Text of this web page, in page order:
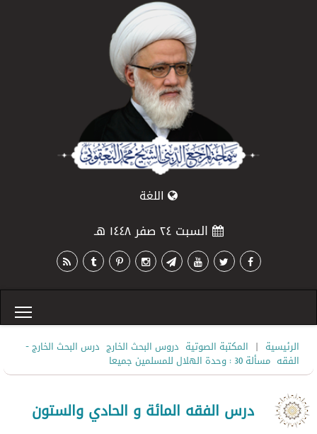
اللغة
السبت ٢٤ صفر ١٤٤٨ هـ
الرئيسية | المكتبة الصوتية دروس البحث الخارج درس البحث الخارج -
الفقه مسألة 30 : وحدة الهلال للمسلمين جميعا
درس الفقه المائة و الحادي والستون